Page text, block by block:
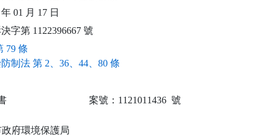
01 月 17 日
字第 1122396667 號
79 條
制法 第 2、36、44、80 條
案號：1121011436  號
政府環境保護局